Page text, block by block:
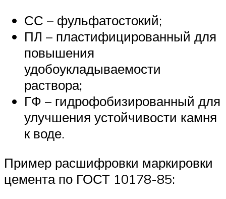
СС – фульфатостокий;
ПЛ – пластифицированный для
повышения
удобоукладываемости
раствора;
ГФ – гидрофобизированный для
улучшения устойчивости камня
к воде.
Пример расшифровки маркировки
цемента по ГОСТ 10178-85: